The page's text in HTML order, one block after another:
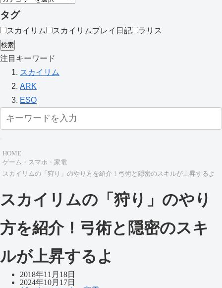
タグ
スカイリム スカイリムプレイ日記 ラリス
検索
注目キーワード
スカイリム
ARK
ESO
HOME
ゲーム・スマホ・家電
スカイリムの「狩り」のやり方を紹介！弓術と隠密のスキルが上昇するよ
スカイリムの「狩り」のやり
方を紹介！弓術と隠密のスキ
ルが上昇するよ
2018年11月18日
2024年10月17日